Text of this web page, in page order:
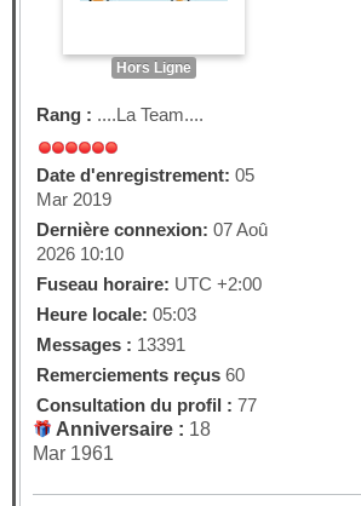
Hors Ligne
Rang : ....La Team....
Date d'enregistrement: 05
Mar 2019
Dernière connexion: 07 Aoû
2026 10:10
Fuseau horaire: UTC +2:00
Heure locale: 05:03
Messages : 13391
Remerciements reçus 60
Consultation du profil : 77
Anniversaire : 18
Mar 1961